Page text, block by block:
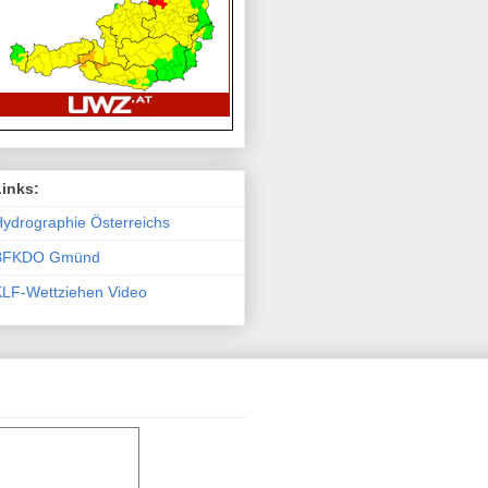
Österreichs
Gmünd
Wettziehen Video